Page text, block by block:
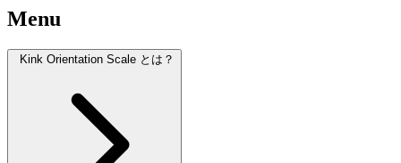
Menu
Kink Orientation Scale とは？